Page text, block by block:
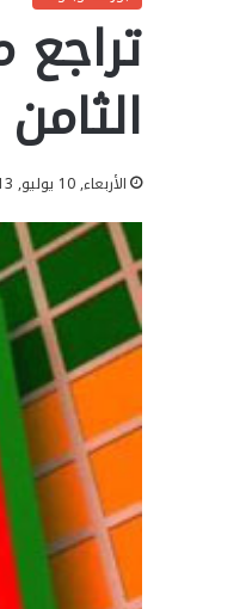
الثامن
الأربعاء, 10 يوليو, 2013 6:03 ص